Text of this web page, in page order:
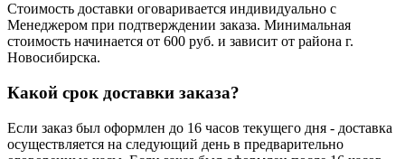
Стоимость доставки оговаривается индивидуально с
Менеджером при подтверждении заказа. Минимальная
стоимость начинается от 600 руб. и зависит от района г.
Новосибирска.
Какой срок доставки заказа?
Если заказ был оформлен до 16 часов текущего дня - доставка
осуществляется на следующий день в предварительно